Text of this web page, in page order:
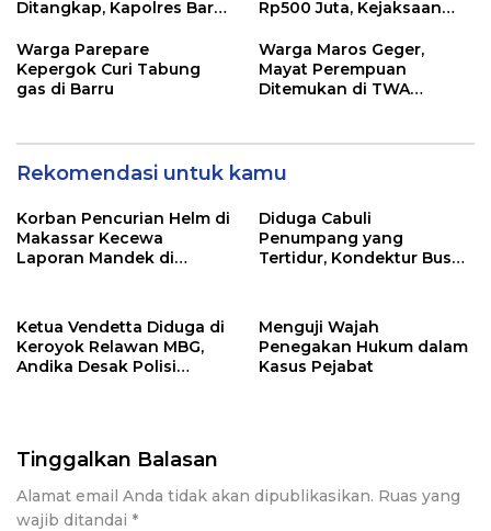
Ditangkap, Kapolres Barru
Kewaspadaan
Rp500 Juta, Kejaksaan
Warga Parepare
Kepergok Curi Tabung
gas di Barru
Warga Maros Geger,
Mayat Perempuan
Ditemukan di TWA
Rekomendasi untuk kamu
Korban Pencurian Helm di
Makassar Kecewa
Laporan Mandek di
Diduga Cabuli
Penumpang yang
Tertidur, Kondektur Bus
Ketua Vendetta Diduga di
Keroyok Relawan MBG,
Andika Desak Polisi
Menguji Wajah
Penegakan Hukum dalam
Kasus Pejabat
Tinggalkan Balasan
Alamat email Anda tidak akan dipublikasikan. Ruas yang
wajib ditandai *